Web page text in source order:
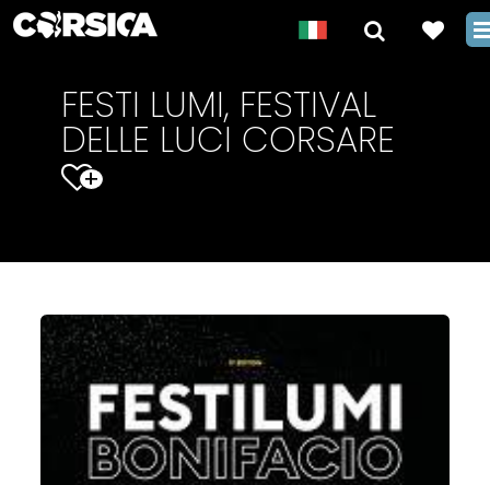
FESTI LUMI, FESTIVAL
DELLE LUCI CORSARE
+